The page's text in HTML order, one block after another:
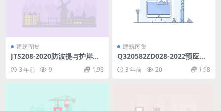
建筑图集
JTS208-2020防波提与护岸施
3 年前 9 1.98
建筑图集
Q320582ZD028-2022预应力
混凝土方桩(24.49MB)167d1e
6a9a29488c.pdf
3 年前 20 1.98